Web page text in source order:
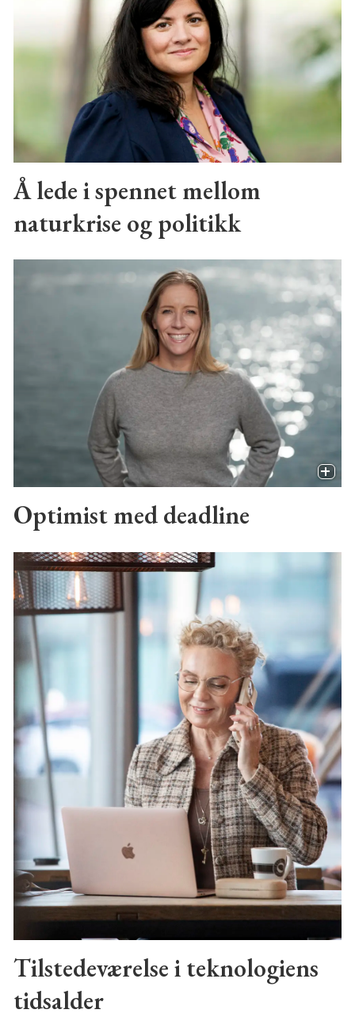
Å lede i spennet mellom
naturkrise og politikk
Optimist med deadline
Tilstedeværelse i teknologiens
tidsalder